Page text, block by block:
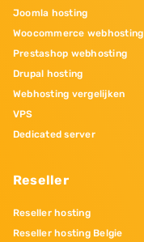
Joomla hosting
Woocommerce webhosting
Prestashop webhosting
Drupal hosting
Webhosting vergelijken
VPS
Dedicated server
Reseller
Reseller hosting
Reseller hosting Belgie